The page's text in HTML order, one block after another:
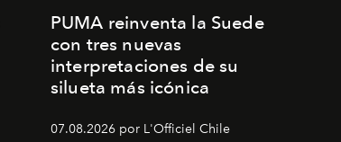
PUMA reinventa la Suede
con tres nuevas
interpretaciones de su
silueta más icónica
07.08.2026 por L'Officiel Chile